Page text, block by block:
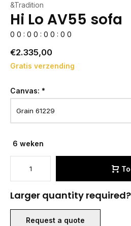
&Tradition
Hi Lo AV55 sofa
0 0 : 0 0 : 0 0 : 0 0
€2.335,00
Gratis verzending
Canvas: *
6 weken
Larger quantity required?
Request a quote